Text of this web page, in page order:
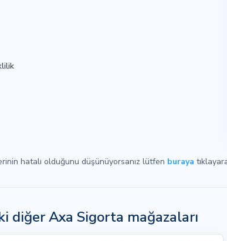
hatalı olduğunu düşünüyorsanız lütfen buraya
diğer Axa Sigorta mağazaları